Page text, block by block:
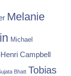
Melanie
Michael
Campbell
Bhatt Tobias